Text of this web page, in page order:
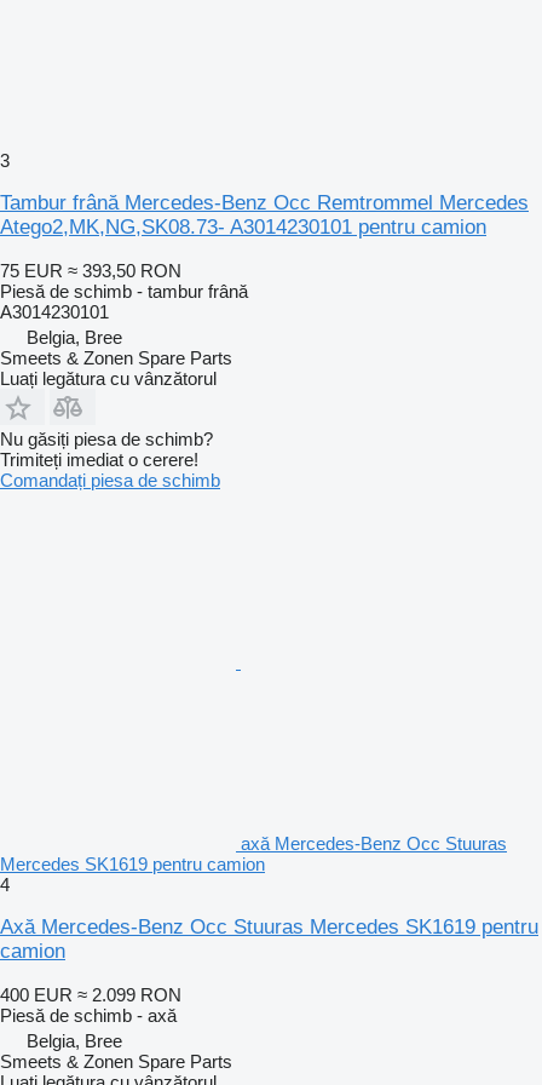
3
Tambur frână Mercedes-Benz Occ Remtrommel Mercedes
Atego2,MK,NG,SK08.73- A3014230101 pentru camion
75 EUR ≈ 393,50 RON
Piesă de schimb - tambur frână
A3014230101
Belgia, Bree
Smeets & Zonen Spare Parts
Luați legătura cu vânzătorul
Nu găsiți piesa de schimb?
Trimiteți imediat o cerere!
Comandați piesa de schimb
axă Mercedes-Benz Occ Stuuras
Mercedes SK1619 pentru camion
4
Axă Mercedes-Benz Occ Stuuras Mercedes SK1619 pentru
camion
400 EUR ≈ 2.099 RON
Piesă de schimb - axă
Belgia, Bree
Smeets & Zonen Spare Parts